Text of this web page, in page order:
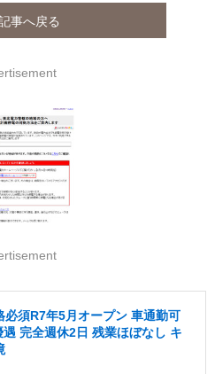
事へ戻る
必須R7年5月オープン 車通勤可
完全週休2日 残業ほぼなし キ